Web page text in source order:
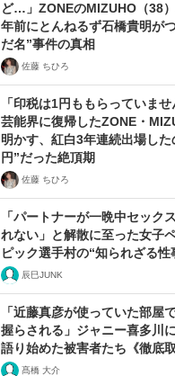
ど…」ZONEのMIZUHO（38
年前にとんねるず石橋貴明が
だ名”事件の真相
佐藤 ちひろ
「印税は1円ももらっていま
芸能界に復帰したZONE・
明かす、紅白3年連続出場し
円”だった絶頂期
佐藤 ちひろ
「パートナーが一晩中セック
れない」と解散に至った女子
ピック選手村の“知られざる性
辰巳JUNK
「近藤真彦が使っていた部屋
握らされる」ジャニー喜多川
語り始めた被害者たち《徹底
髙橋 大介